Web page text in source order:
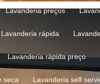
Lavanderia preços
Lavanderia rápida
Lavanderia rápida preço
seca Lavanderia self